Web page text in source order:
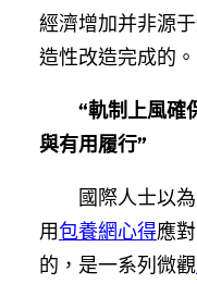
經濟增加并非源
造性改造完成的。
“軌制上風確
與有用履行”
國際人士以
用包養網心得應
的，是一系列微觀